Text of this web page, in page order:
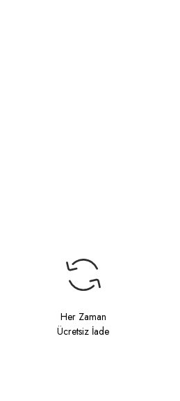
Her Zaman
Ücretsiz İade